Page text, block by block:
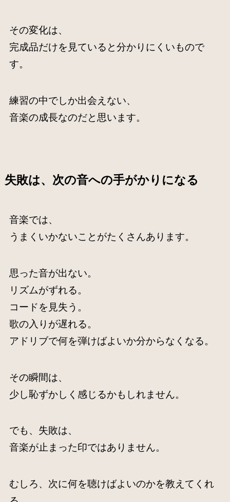
その変化は、
完成品だけを見ていると分かりにくいもので
す。
練習の中でしか出会えない、
音楽の成長なのだと思います。
失敗は、次の音への手がかりになる
音楽では、
うまくいかないことがたくさんあります。
思った音が出ない。
リズムがずれる。
コードを見失う。
歌の入りが遅れる。
アドリブで何を弾けばよいか分からなくなる。
その瞬間は、
少し恥ずかしく感じるかもしれません。
でも、失敗は、
音楽が止まった印ではありません。
むしろ、次に何を聴けばよいのかを教えてくれ